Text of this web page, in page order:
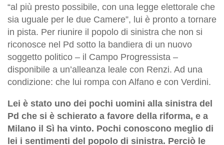
“al più presto possibile, con una legge elettorale che
sia uguale per le due Camere”, lui è pronto a tornare
in pista. Per riunire il popolo di sinistra che non si
riconosce nel Pd sotto la bandiera di un nuovo
soggetto politico – il Campo Progressista –
disponibile a un’alleanza leale con Renzi. Ad una
condizione: che lui rompa con Alfano e con Verdini.
Lei è stato uno dei pochi uomini alla sinistra del
Pd che si è schierato a favore della riforma, e a
Milano il Sì ha vinto. Pochi conoscono meglio di
lei i sentimenti del popolo di sinistra. Perciò le